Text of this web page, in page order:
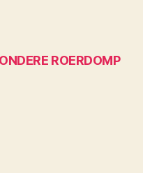
ROERDOMP